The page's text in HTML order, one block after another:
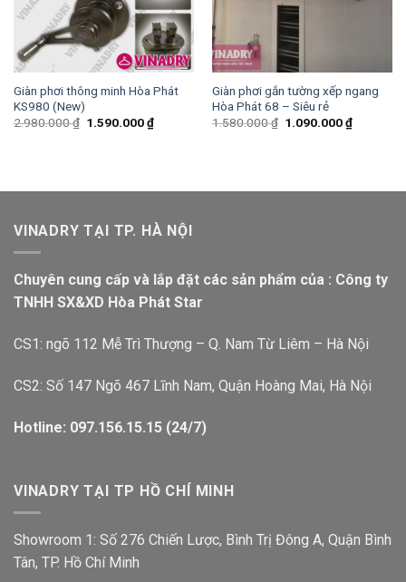
Giàn phơi thông minh Hòa Phát
KS980 (New)
2.980.000₫ 1.590.000₫
Giàn phơi gắn tường xếp ngang
Hòa Phát 68 – Siêu rẻ
1.580.000₫ 1.090.000₫
VINADRY TẠI TP. HÀ NỘI
Chuyên cung cấp và lắp đặt các sản phẩm của : Công ty
TNHH SX&XD Hòa Phát Star
CS1: ngõ 112 Mễ Trì Thượng – Q. Nam Từ Liêm – Hà Nội
CS2: Số 147 Ngõ 467 Lĩnh Nam, Quận Hoàng Mai, Hà Nội
Hotline: 097.156.15.15 (24/7)
VINADRY TẠI TP HỒ CHÍ MINH
Showroom 1: Số 276 Chiến Lược, Bình Trị Đông A, Quận Bình
Tân, TP. Hồ Chí Minh